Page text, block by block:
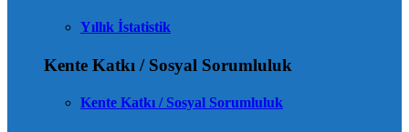
Yıllık İstatistik
Kente Katkı / Sosyal Sorumluluk
Kente Katkı / Sosyal Sorumluluk